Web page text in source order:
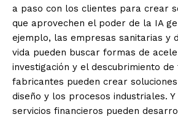
a paso con los clientes para crear
que aprovechen el poder de la IA
ejemplo, las empresas sanitarias y
vida pueden buscar formas de
investigación y el descubrimiento
fabricantes pueden crear
diseño y los procesos industriales.
servicios financieros pueden